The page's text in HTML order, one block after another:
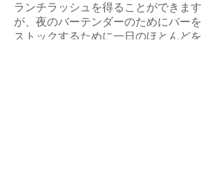
ランチラッシュを得ることができます
が、夜のバーテンダーのためにバーを
ストックするために一日のほとんどを